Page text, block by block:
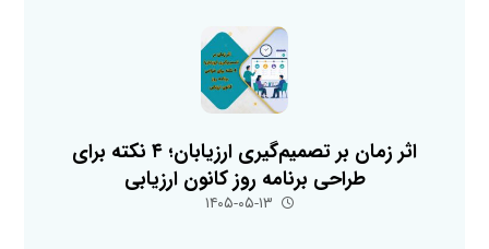
اثر زمان بر تصمیم‌گیری ارزیابان؛ ۴ نکته برای
طراحی برنامه روز کانون ارزیابی
۱۴۰۵-۰۵-۱۳